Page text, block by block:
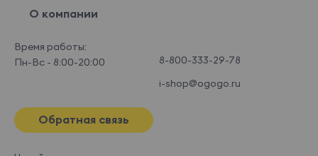
О компании
Время работы:
Пн-Вс - 8:00-20:00
8-800-333-29-78
i-shop@ogogo.ru
Обратная связь